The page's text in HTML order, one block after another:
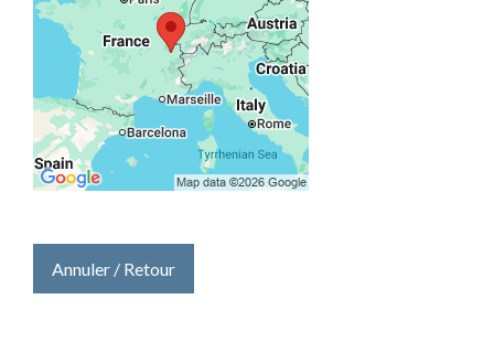
Annuler / Retour